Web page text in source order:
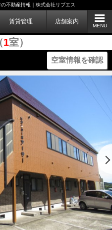
不動産情報｜株式会社リブエス
賃貸管理 店舗案内
MENU
1室）
空室情報を確認